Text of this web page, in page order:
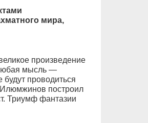
мира,
произведение
мысль —
проводиться
построил
Триумф фантазии